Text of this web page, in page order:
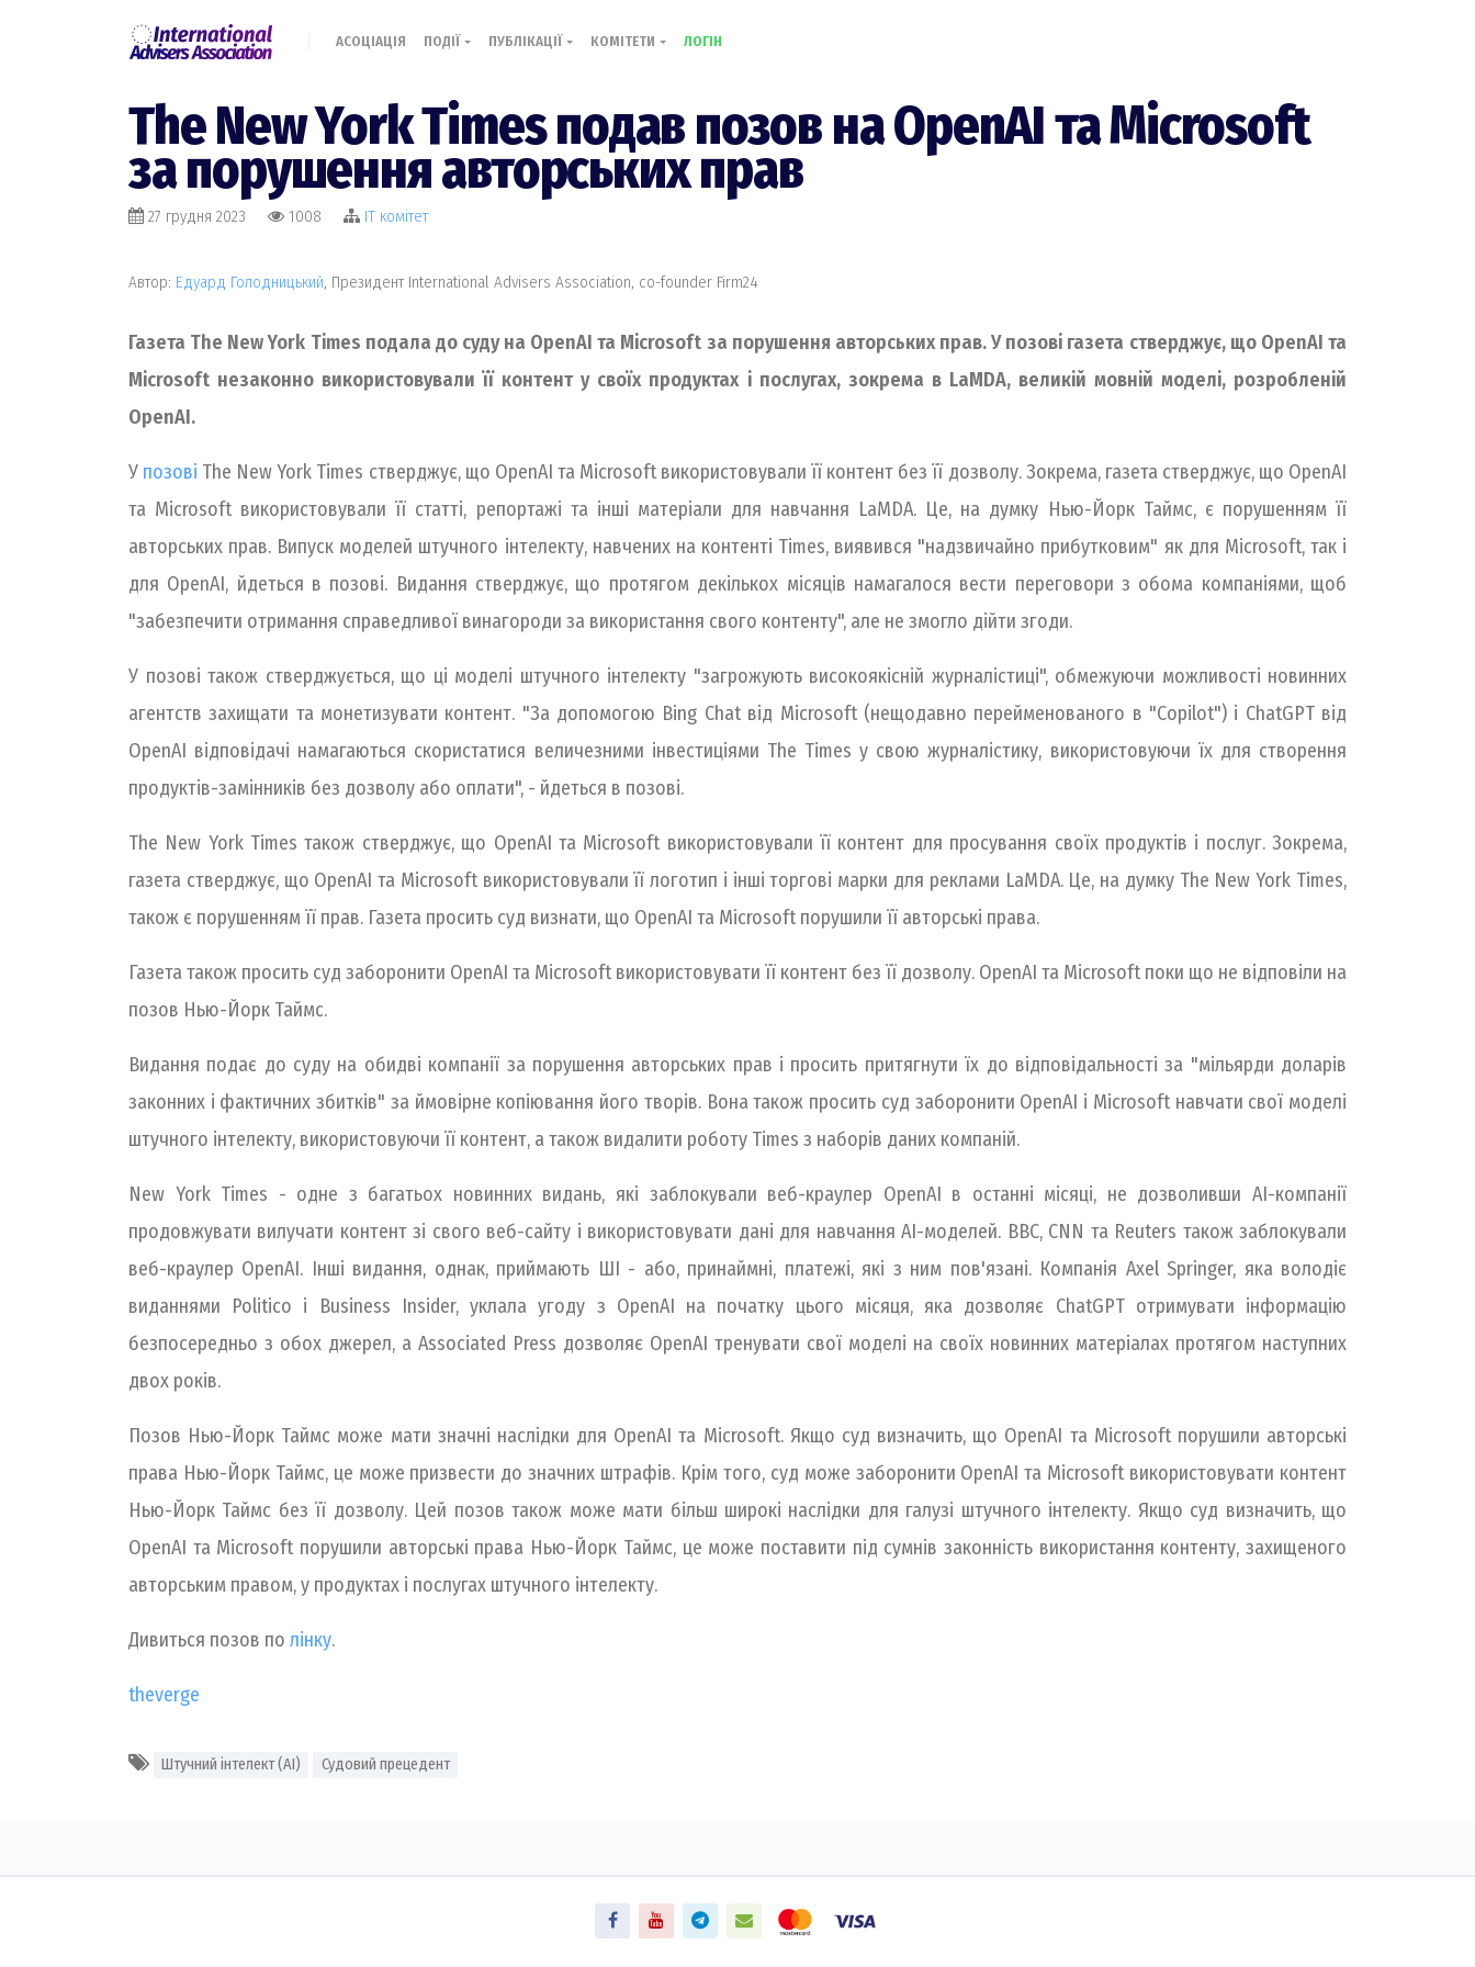
АСОЦІАЦІЯ ПОДІЇ ПУБЛІКАЦІЇ КОМІТЕТИ ЛОГІН
The New York Times подав позов на OpenAI та Microsoft
за порушення авторських прав
27 грудня 2023 1008 IT комiтет
Автор: Едуард Голодницький, Президент International Advisers Association, co-founder Firm24
Газета The New York Times подала до суду на OpenAI та Microsoft за порушення авторських прав. У позові газета стверджує, що OpenAI та
Microsoft незаконно використовували її контент у своїх продуктах і послугах, зокрема в LaMDA, великій мовній моделі, розробленій
OpenAI.
У позові The New York Times стверджує, що OpenAI та Microsoft використовували її контент без її дозволу. Зокрема, газета стверджує, що OpenAI
та Microsoft використовували її статті, репортажі та інші матеріали для навчання LaMDA. Це, на думку Нью-Йорк Таймс, є порушенням її
авторських прав. Випуск моделей штучного інтелекту, навчених на контенті Times, виявився "надзвичайно прибутковим" як для Microsoft, так і
для OpenAI, йдеться в позові. Видання стверджує, що протягом декількох місяців намагалося вести переговори з обома компаніями, щоб
"забезпечити отримання справедливої винагороди за використання свого контенту", але не змогло дійти згоди.
У позові також стверджується, що ці моделі штучного інтелекту "загрожують високоякісній журналістиці", обмежуючи можливості новинних
агентств захищати та монетизувати контент. "За допомогою Bing Chat від Microsoft (нещодавно перейменованого в "Copilot") і ChatGPT від
OpenAI відповідачі намагаються скористатися величезними інвестиціями The Times у свою журналістику, використовуючи їх для створення
продуктів-замінників без дозволу або оплати", - йдеться в позові.
The New York Times також стверджує, що OpenAI та Microsoft використовували її контент для просування своїх продуктів і послуг. Зокрема,
газета стверджує, що OpenAI та Microsoft використовували її логотип і інші торгові марки для реклами LaMDA. Це, на думку The New York Times,
також є порушенням її прав. Газета просить суд визнати, що OpenAI та Microsoft порушили її авторські права.
Газета також просить суд заборонити OpenAI та Microsoft використовувати її контент без її дозволу. OpenAI та Microsoft поки що не відповіли на
позов Нью-Йорк Таймс.
Видання подає до суду на обидві компанії за порушення авторських прав і просить притягнути їх до відповідальності за "мільярди доларів
законних і фактичних збитків" за ймовірне копіювання його творів. Вона також просить суд заборонити OpenAI і Microsoft навчати свої моделі
штучного інтелекту, використовуючи її контент, а також видалити роботу Times з наборів даних компаній.
New York Times - одне з багатьох новинних видань, які заблокували веб-краулер OpenAI в останні місяці, не дозволивши АІ-компанії
продовжувати вилучати контент зі свого веб-сайту і використовувати дані для навчання АІ-моделей. BBC, CNN та Reuters також заблокували
веб-краулер OpenAI. Інші видання, однак, приймають ШІ - або, принаймні, платежі, які з ним пов'язані. Компанія Axel Springer, яка володіє
виданнями Politico і Business Insider, уклала угоду з OpenAI на початку цього місяця, яка дозволяє ChatGPT отримувати інформацію
безпосередньо з обох джерел, а Associated Press дозволяє OpenAI тренувати свої моделі на своїх новинних матеріалах протягом наступних
двох років.
Позов Нью-Йорк Таймс може мати значні наслідки для OpenAI та Microsoft. Якщо суд визначить, що OpenAI та Microsoft порушили авторські
права Нью-Йорк Таймс, це може призвести до значних штрафів. Крім того, суд може заборонити OpenAI та Microsoft використовувати контент
Нью-Йорк Таймс без її дозволу. Цей позов також може мати більш широкі наслідки для галузі штучного інтелекту. Якщо суд визначить, що
OpenAI та Microsoft порушили авторські права Нью-Йорк Таймс, це може поставити під сумнів законність використання контенту, захищеного
авторським правом, у продуктах і послугах штучного інтелекту.
Дивиться позов по лінку.
theverge
Штучний інтелект (AI) Судовий прецедент